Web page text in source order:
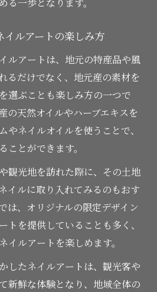
る一歩となります。
ルアートの楽しみ方
ルアートは、地元の特産品や風
るだけでなく、地元産の素材を
選ぶことも楽しみ方の一つで
の天然オイルやハーブエキスを
やネイルオイルを使うことで、
ことができます。
観光地を訪れた際に、その土地
イルに取り入れてみるのもおす
は、オリジナルの限定デザイン
トを提供していることも多く、
イルアートを楽しめます。
したネイルアートは、観光客や
新鮮な体験となり、地域全体の